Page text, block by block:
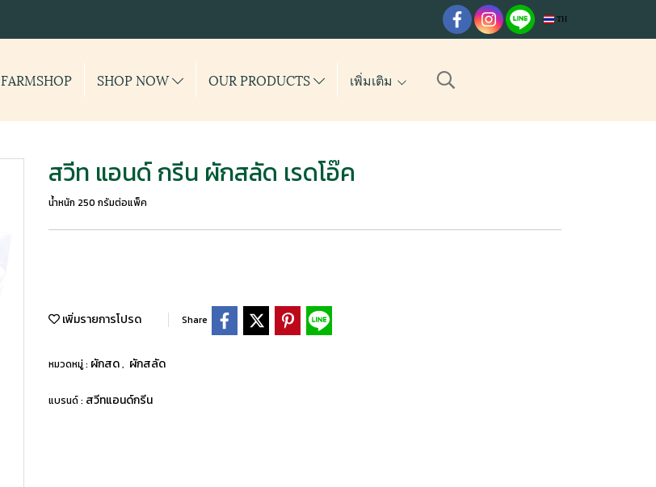
TH
FARMSHOP SHOP NOW OUR PRODUCTS เพิ่มเติม
สวีท แอนด์ กรีน ผักสลัด เรดโอ๊ค
น้ำหนัก 250 กรัมต่อแพ็ค
เพิ่มรายการโปรด Share
หมวดหมู่ : ผักสด, ผักสลัด
แบรนด์ : สวีทแอนด์กรีน